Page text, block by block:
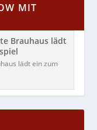
MIT
lädt ein zum